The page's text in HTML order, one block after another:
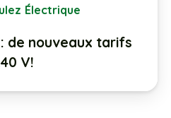
Électrique
de nouveaux tarifs
V!